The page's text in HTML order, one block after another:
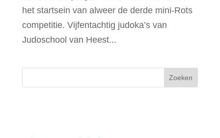
het startsein van alweer de derde mini-Rots
competitie. Vijfentachtig judoka’s van
Judoschool van Heest...